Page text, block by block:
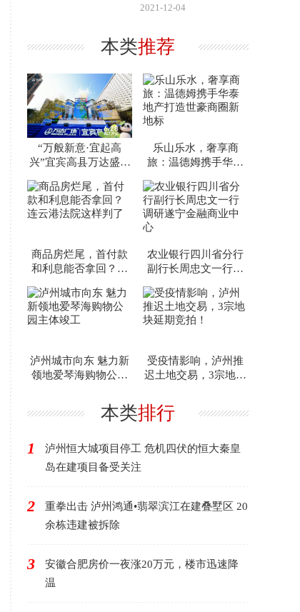
2021-12-04
本类推荐
“万般新意·宜起高
兴”宜宾高县万达盛大
乐山乐水，奢享商
旅：温德姆携手华泰
地标
商品房烂尾，首付款
和利息能否拿回？连
农业银行四川省分行
副行长周忠文一行调
泸州城市向东 魅力新
领地爱琴海购物公园
受疫情影响，泸州推
迟土地交易，3宗地块
本类排行
1
泸州恒大城项目停工 危机四伏的恒大秦皇
岛在建项目备受关注
2
重拳出击 泸州鸿通•翡翠滨江在建叠墅区 20
余栋违建被拆除
3
安徽合肥房价一夜涨20万元，楼市迅速降
温